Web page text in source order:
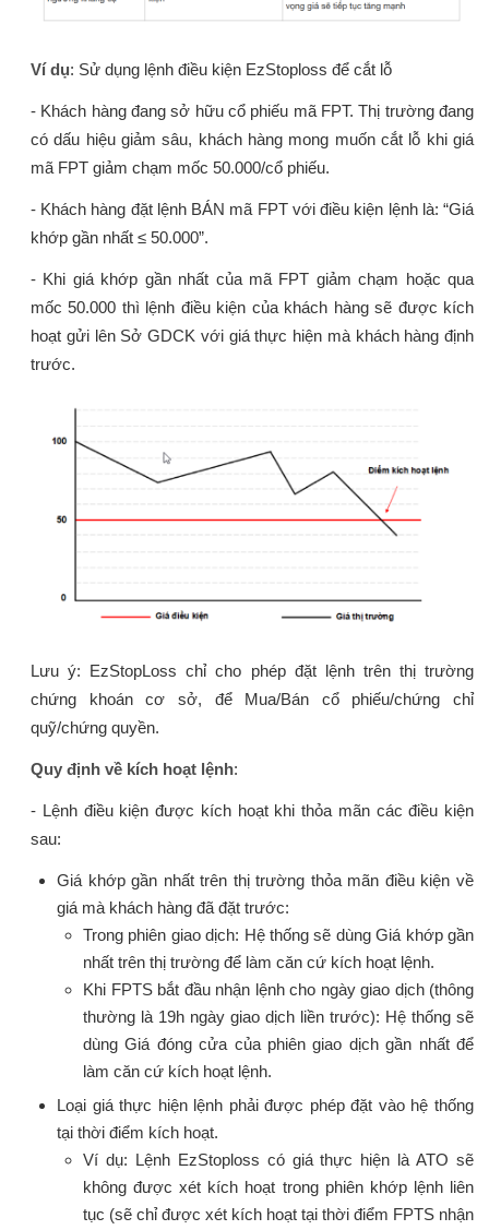
Ví dụ: Sử dụng lệnh điều kiện EzStoploss để cắt lỗ
- Khách hàng đang sở hữu cổ phiếu mã FPT. Thị trường đang
có dấu hiệu giảm sâu, khách hàng mong muốn cắt lỗ khi giá
mã FPT giảm chạm mốc 50.000/cổ phiếu.
- Khách hàng đặt lệnh BÁN mã FPT với điều kiện lệnh là: “Giá
khớp gần nhất ≤ 50.000”.
- Khi giá khớp gần nhất của mã FPT giảm chạm hoặc qua
mốc 50.000 thì lệnh điều kiện của khách hàng sẽ được kích
hoạt gửi lên Sở GDCK với giá thực hiện mà khách hàng định
trước.
Lưu ý: EzStopLoss chỉ cho phép đặt lệnh trên thị trường
chứng khoán cơ sở, để Mua/Bán cổ phiếu/chứng chỉ
quỹ/chứng quyền.
Quy định về kích hoạt lệnh:
- Lệnh điều kiện được kích hoạt khi thỏa mãn các điều kiện
sau:
Giá khớp gần nhất trên thị trường thỏa mãn điều kiện về
giá mà khách hàng đã đặt trước:
Trong phiên giao dịch: Hệ thống sẽ dùng Giá khớp gần
nhất trên thị trường để làm căn cứ kích hoạt lệnh.
Khi FPTS bắt đầu nhận lệnh cho ngày giao dịch (thông
thường là 19h ngày giao dịch liền trước): Hệ thống sẽ
dùng Giá đóng cửa của phiên giao dịch gần nhất để
làm căn cứ kích hoạt lệnh.
Loại giá thực hiện lệnh phải được phép đặt vào hệ thống
tại thời điểm kích hoạt.
Ví dụ: Lệnh EzStoploss có giá thực hiện là ATO sẽ
không được xét kích hoạt trong phiên khớp lệnh liên
tục (sẽ chỉ được xét kích hoạt tại thời điểm FPTS nhận